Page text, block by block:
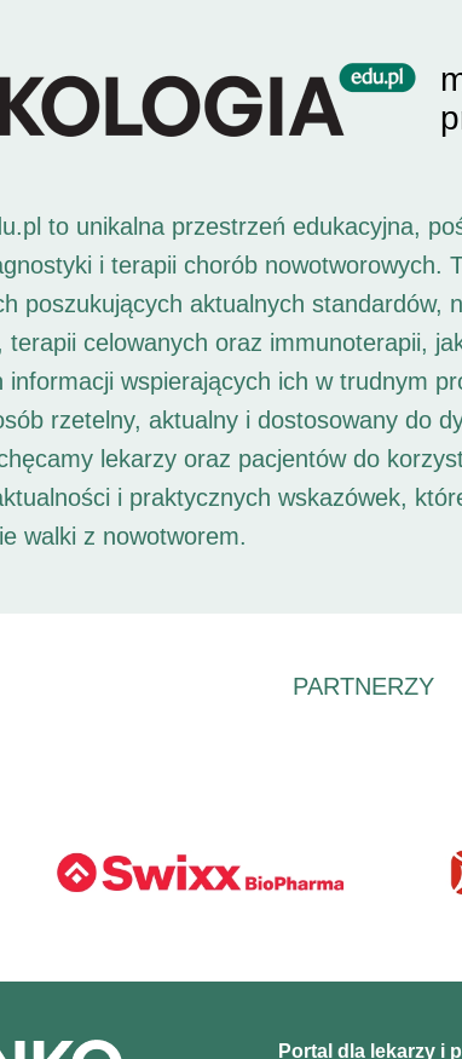
to unikalna przestrzeń edukacyjna,
i terapii chorób nowotworowych.
poszukujących aktualnych standardów,
terapii celowanych oraz immunoterapii,
informacji wspierających ich w trudnym
rzetelny, aktualny i dostosowany do
lekarzy oraz pacjentów do
i praktycznych wskazówek,
walki z nowotworem.
PARTNERZY
Portal dla lekarzy i